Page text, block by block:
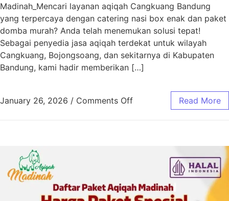
Madinah_Mencari layanan aqiqah Cangkuang Bandung
yang terpercaya dengan catering nasi box enak dan paket
domba murah? Anda telah menemukan solusi tepat!
Sebagai penyedia jasa aqiqah terdekat untuk wilayah
Cangkuang, Bojongsoang, dan sekitarnya di Kabupaten
Bandung, kami hadir memberikan […]
January 26, 2026 / Comments Off Read More